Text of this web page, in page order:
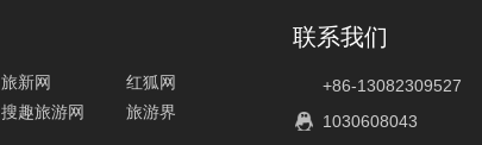
旅新网
红狐网
搜趣旅游网 旅游界
联系我们
+86-13082309527
1030608043